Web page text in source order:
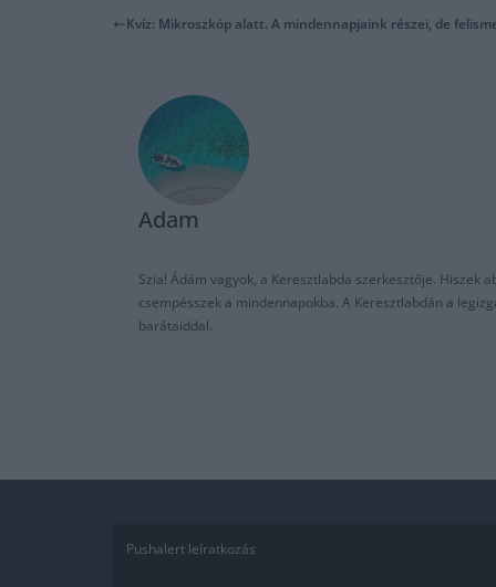
Kvíz: Mikroszkóp alatt. A mindennapjaink részei, de
Adam
Szia! Ádám vagyok, a Keresztlabda szerkesztője.
csempésszek a mindennapokba. A Keresztlabdán a
barátaiddal.
Pushalert leíratkozás